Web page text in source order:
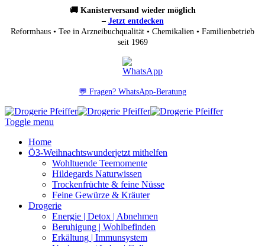
🚚 Kanisterversand wieder möglich
– Jetzt entdecken
Reformhaus • Tee in Arzneibuchqualität • Chemikalien • Familienbetrieb
seit 1969
💬 Fragen? WhatsApp-Beratung
Toggle menu
Home
Ö3-Weihnachtswunderjetzt mithelfen
Wohltuende Teemomente
Hildegards Naturwissen
Trockenfrüchte & feine Nüsse
Feine Gewürze & Kräuter
Drogerie
Energie | Detox | Abnehmen
Beruhigung | Wohlbefinden
Erkältung | Immunsystem